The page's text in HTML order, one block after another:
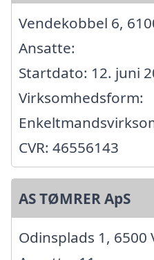
Vendekobbel 6,
Ansatte:
Startdato: 12. juni
Virksomhedsform:
CVR: 46556143
AS TØMRER ApS
Odinsplads 1, 6500